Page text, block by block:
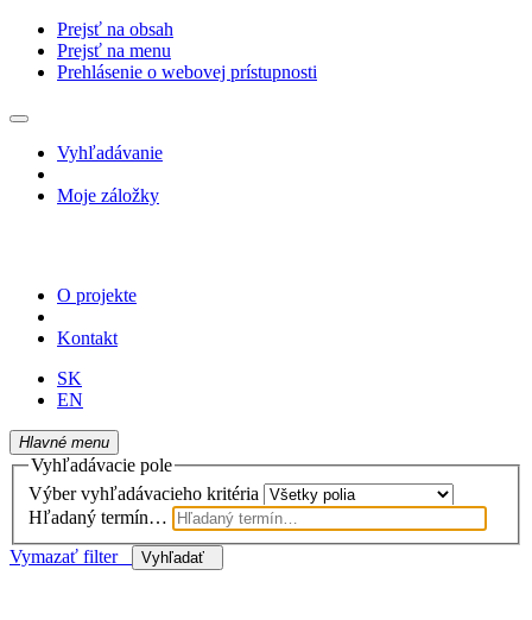
Prejsť na obsah
Prejsť na menu
Prehlásenie o webovej prístupnosti
Vyhľadávanie
Moje záložky
O projekte
Kontakt
SK
EN
Hlavné menu
Vyhľadávacie pole
Výber vyhľadávacieho kritéria
Hľadaný termín…
Vymazať filter
Vyhľadať